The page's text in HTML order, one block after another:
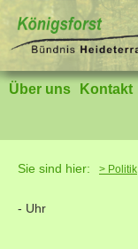
Über uns Kontakt
Sie sind hier: > Politik
- Uhr